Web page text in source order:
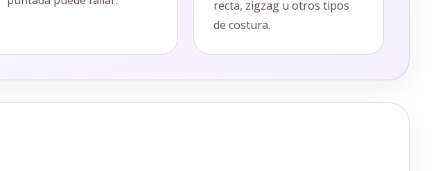
recta, zigzag u otros tipos
de costura.